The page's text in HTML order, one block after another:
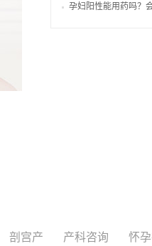
孕妇阳性能用药吗？会
剖宫产 产科咨询 怀